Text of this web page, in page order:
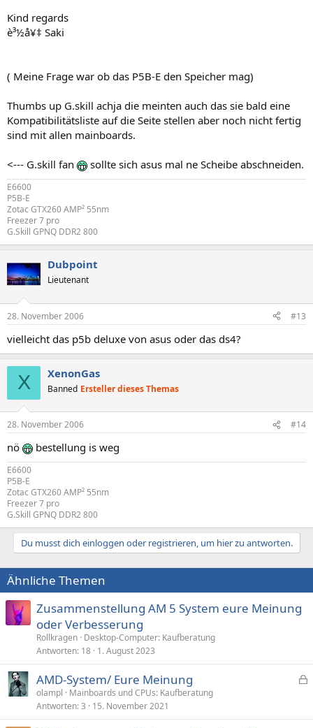
Kind regards
è³½å¥‡ Saki
( Meine Frage war ob das P5B-E den Speicher mag)
Thumbs up G.skill achja die meinten auch das sie bald eine
Kompatibilitätsliste auf die Seite stellen aber noch nicht fertig
sind mit allen mainboards.
<--- G.skill fan sollte sich asus mal ne Scheibe abschneiden.
E6600
P5B-E
Zotac GTX260 AMP² 55nm
Freezer 7 pro
G.Skill GPNQ DDR2 800
Dubpoint
Lieutenant
28. November 2006 #13
vielleicht das p5b deluxe von asus oder das ds4?
X XenonGas
Banned Ersteller dieses Themas
28. November 2006 #14
nö bestellung is weg
E6600
P5B-E
Zotac GTX260 AMP² 55nm
Freezer 7 pro
G.Skill GPNQ DDR2 800
Du musst dich einloggen oder registrieren, um hier zu antworten.
Ähnliche Themen
Zusammenstellung AM 5 System eure Meinung
oder Verbesserung
Rollkragen Desktop-Computer: Kaufberatung
Antworten 18 1. August 2023
p
AMD-System/ Eure Meinung
olampl
Mainboards und CPUs: Kaufberatung
Antworten 3 15. November 2021